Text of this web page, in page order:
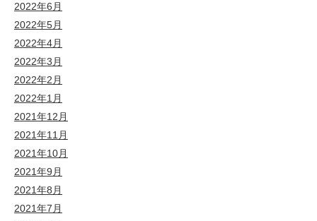
2022年6月
2022年5月
2022年4月
2022年3月
2022年2月
2022年1月
2021年12月
2021年11月
2021年10月
2021年9月
2021年8月
2021年7月